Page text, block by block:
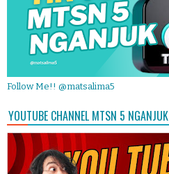
Follow Me!! @matsalima5
YOUTUBE CHANNEL MTSN 5 NGANJUK